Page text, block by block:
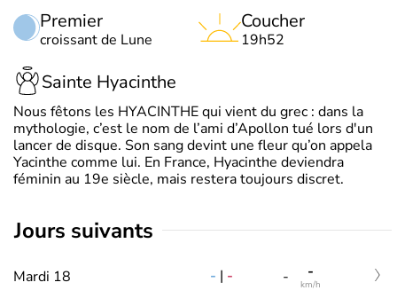
Premier
croissant de Lune
Coucher
19h52
Sainte Hyacinthe
Nous fêtons les HYACINTHE qui vient du grec : dans la
mythologie, c’est le nom de l’ami d’Apollon tué lors d'un
lancer de disque. Son sang devint une fleur qu’on appela
Yacinthe comme lui. En France, Hyacinthe deviendra
féminin au 19e siècle, mais restera toujours discret.
jours suivants
Mardi 18 - | - - -
km/h